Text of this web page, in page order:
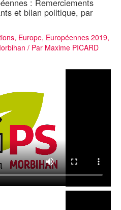
et bilan politique, par
, Europe, Européennes 2019,
/ Par Maxime PICARD